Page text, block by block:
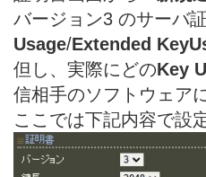
バージョン3 のサーバ
Usage/Extended
但し、実際にどのKey
信相手のソフトウェア
ここでは下記内容で設